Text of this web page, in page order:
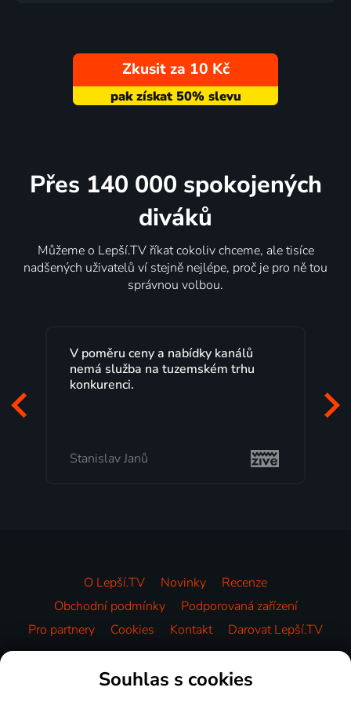
Zkusit za 10 Kč
Přes 140 000 spokojených
diváků
Můžeme o Lepší.TV říkat cokoliv chceme, ale tisíce
nadšených uživatelů ví stejně nejlépe, proč je pro ně tou
správnou volbou.
V poměru ceny a nabídky kanálů
nemá služba na tuzemském trhu
konkurenci.
Stanislav Janů
O Lepší.TV Novinky
Recenze
Obchodní podmínky
Podporovaná zařízení
Pro partnery
Cookies Kontakt Darovat Lepší.TV
Videotéka
Souhlas s cookies